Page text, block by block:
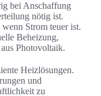
bei Anschaffung
nötig ist.
Strom teuer ist.
Beheizung,
Photovoltaik.
Heizlösungen.
und
zu